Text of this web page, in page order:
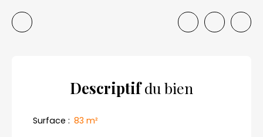
Descriptifdu bien
Surface : 83 m²